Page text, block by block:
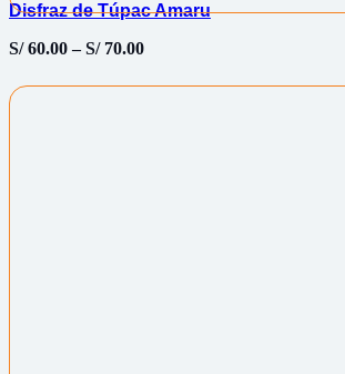
Disfraz de Túpac Amaru
S/60.00–S/70.00